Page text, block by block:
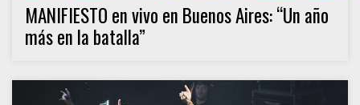
MANIFIESTO en vivo en Buenos Aires: “Un año
más en la batalla”